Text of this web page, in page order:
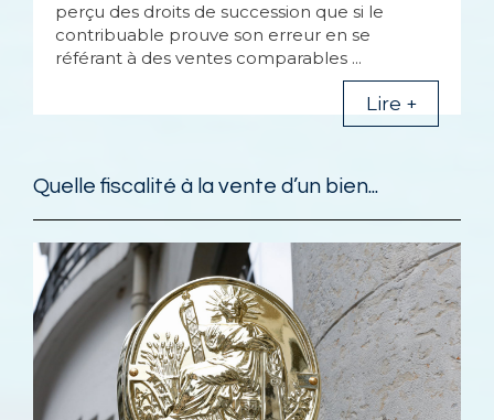
perçu des droits de succession que si le
contribuable prouve son erreur en se
référant à des ventes comparables ...
Lire +
Quelle fiscalité à la vente d’un bien...